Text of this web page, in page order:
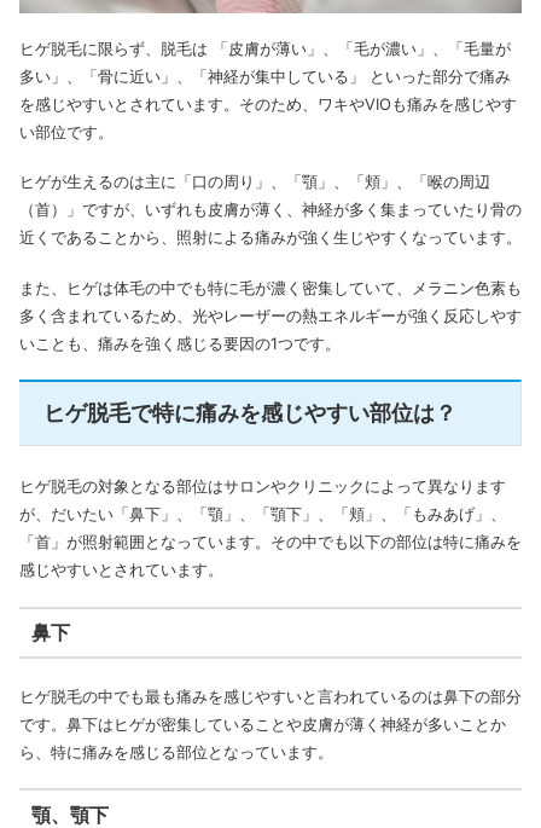
ヒゲ脱毛に限らず、脱毛は 「皮膚が薄い」、「毛が濃い」、「毛量が
多い」、「骨に近い」、「神経が集中している」 といった部分で痛み
を感じやすいとされています。そのため、ワキやVIOも痛みを感じやす
い部位です。
ヒゲが生えるのは主に「口の周り」、「顎」、「頬」、「喉の周辺
（首）」ですが、いずれも皮膚が薄く、神経が多く集まっていたり骨の
近くであることから、照射による痛みが強く生じやすくなっています。
また、ヒゲは体毛の中でも特に毛が濃く密集していて、メラニン色素も
多く含まれているため、光やレーザーの熱エネルギーが強く反応しやす
いことも、痛みを強く感じる要因の1つです。
ヒゲ脱毛で特に痛みを感じやすい部位は？
ヒゲ脱毛の対象となる部位はサロンやクリニックによって異なります
が、だいたい「鼻下」、「顎」、「顎下」、「頬」、「もみあげ」、
「首」が照射範囲となっています。その中でも以下の部位は特に痛みを
感じやすいとされています。
鼻下
ヒゲ脱毛の中でも最も痛みを感じやすいと言われているのは鼻下の部分
です。鼻下はヒゲが密集していることや皮膚が薄く神経が多いことか
ら、特に痛みを感じる部位となっています。
顎、顎下